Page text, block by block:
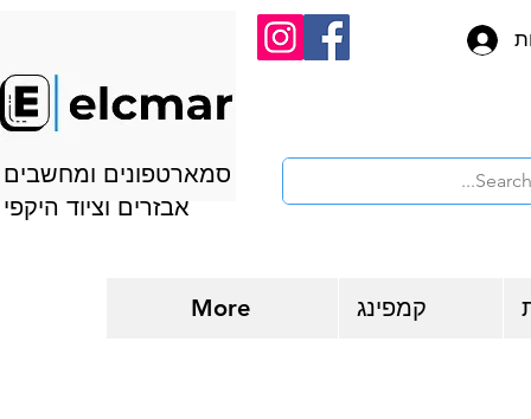
סמארטפונים ומחשבים
אבזרים וציוד היקפי
קמפינג More